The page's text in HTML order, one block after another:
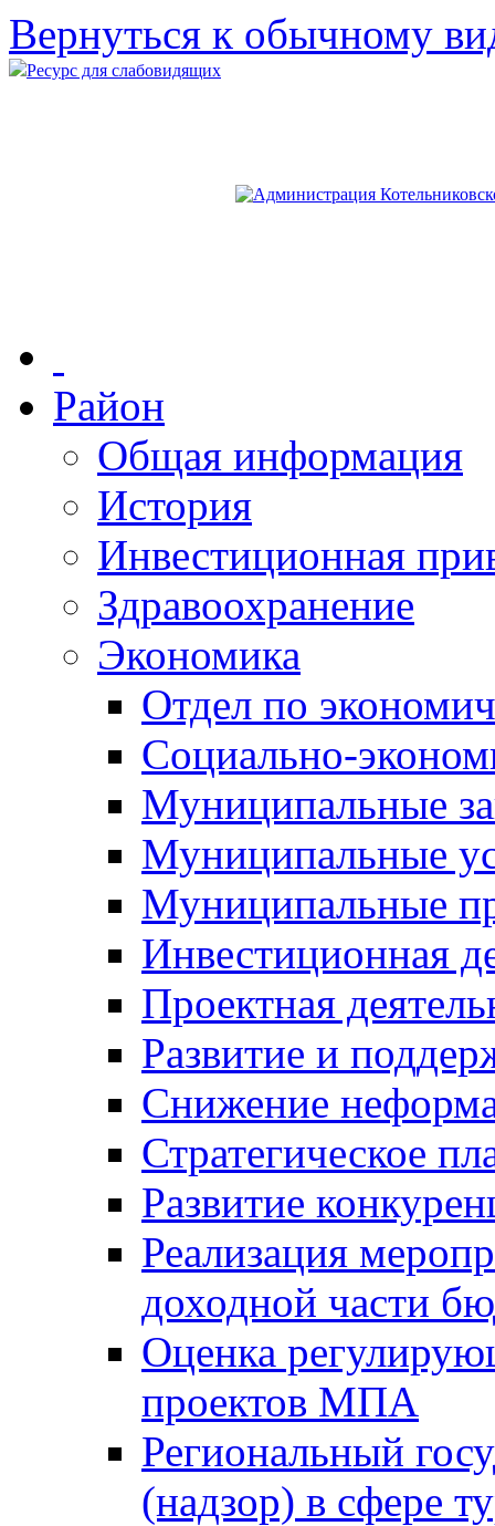
Вернуться к обычному
Ресурс для слабовидящих
Район
Общая информация
История
Инвестиционная
Здравоохранение
Экономика
Отдел по
Социально-
Муниципальные
Муниципальные
Муниципальные
Инвестиционная
Проектная
Развитие и
Снижение
Стратегическое
Развитие
Реализация
доходной части
Оценка
проектов МПА
Региональный
(надзор) в сфере